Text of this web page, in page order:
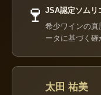
🍷 JSA認定ソムリ
希少ワインの
ータに基づく確
太田 祐美